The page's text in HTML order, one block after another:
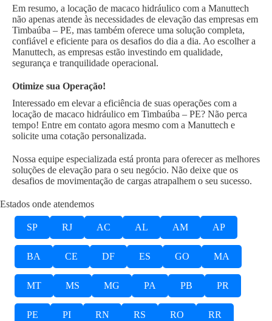
Em resumo, a locação de macaco hidráulico com a Manuttech
não apenas atende às necessidades de elevação das empresas em
Timbaúba – PE, mas também oferece uma solução completa,
confiável e eficiente para os desafios do dia a dia. Ao escolher a
Manuttech, as empresas estão investindo em qualidade,
segurança e tranquilidade operacional.
Otimize sua Operação!
Interessado em elevar a eficiência de suas operações com a
locação de macaco hidráulico em Timbaúba – PE? Não perca
tempo! Entre em contato agora mesmo com a Manuttech e
solicite uma cotação personalizada.
Nossa equipe especializada está pronta para oferecer as melhores
soluções de elevação para o seu negócio. Não deixe que os
desafios de movimentação de cargas atrapalhem o seu sucesso.
Estados onde atendemos
SP RJ AC AL AM AP
BA CE DF ES GO MA
MT MS MG PA PB PR
PE PI RN RS RO RR